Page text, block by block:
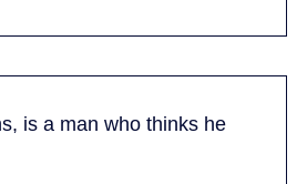
is a man who thinks he